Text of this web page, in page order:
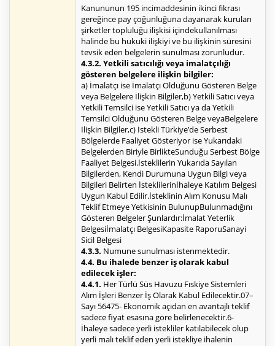
Kanununun 195 incimaddesinin ikinci fıkrası
gereğince pay çoğunluğuna dayanarak kurulan
şirketler topluluğu ilişkisi içindekullanılması
halinde bu hukuki ilişkiyi ve bu ilişkinin süresini
tevsik eden belgelerin sunulması zorunludur.
4.3.2. Yetkili satıcılığı veya imalatçılığı
gösteren belgelere ilişkin bilgiler:
a) İmalatçı ise İmalatçı Olduğunu Gösteren Belge
veya Belgelere İlişkin Bilgiler,b) Yetkili Satıcı veya
Yetkili Temsilci ise Yetkili Satıcı ya da Yetkili
Temsilci Olduğunu Gösteren Belge veyaBelgelere
İlişkin Bilgiler,c) İstekli Türkiye’de Serbest
Bölgelerde Faaliyet Gösteriyor ise Yukarıdaki
Belgelerden Biriyle BirlikteSunduğu Serbest Bölge
Faaliyet Belgesi.İsteklilerin Yukarıda Sayılan
Bilgilerden, Kendi Durumuna Uygun Bilgi veya
Bilgileri Belirten İsteklilerinİhaleye Katılım Belgesi
Uygun Kabul Edilir.İsteklinin Alım Konusu Malı
Teklif Etmeye Yetkisinin BulunupBulunmadığını
Gösteren Belgeler Şunlardır:İmalat Yeterlik
Belgesiİmalatçı BelgesiKapasite RaporuSanayi
Sicil Belgesi
4.3.3. Numune sunulması istenmektedir.
4.4. Bu ihalede benzer iş olarak kabul
edilecek işler:
4.4.1. Her Türlü Süs Havuzu Fıskiye Sistemleri
Alım İşleri Benzer İş Olarak Kabul Edilecektir.07–
Sayı 56475- Ekonomik açıdan en avantajlı teklif
sadece fiyat esasına göre belirlenecektir.6-
İhaleye sadece yerli istekliler katılabilecek olup
yerli malı teklif eden yerli istekliye ihalenin